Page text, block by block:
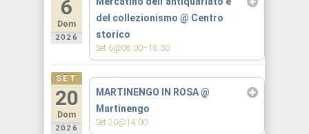
6
Dom
2026
del collezionismo @ Centro
storico
Set 6@08:00–18:30
SET
20
Dom
2026
MARTINENGO IN ROSA@
Martinengo
Set 20@14:00